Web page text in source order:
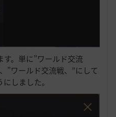
。単に”ワールド交流
”ワールド交流戦、”にして
しました。